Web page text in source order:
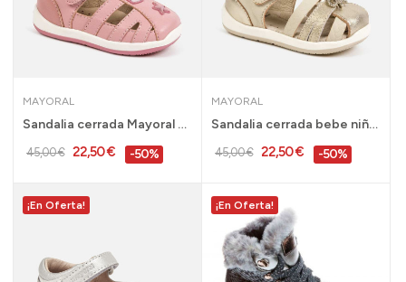
MAYORAL
Sandalia cerrada Mayoral en piel bebe niña rosa...
45,00 € 22,50 € -50%
MAYORAL
Sandalia cerrada bebe niña Mayoral 18 al 23 41126
45,00 € 22,50 € -50%
¡En Oferta! ¡En Oferta!